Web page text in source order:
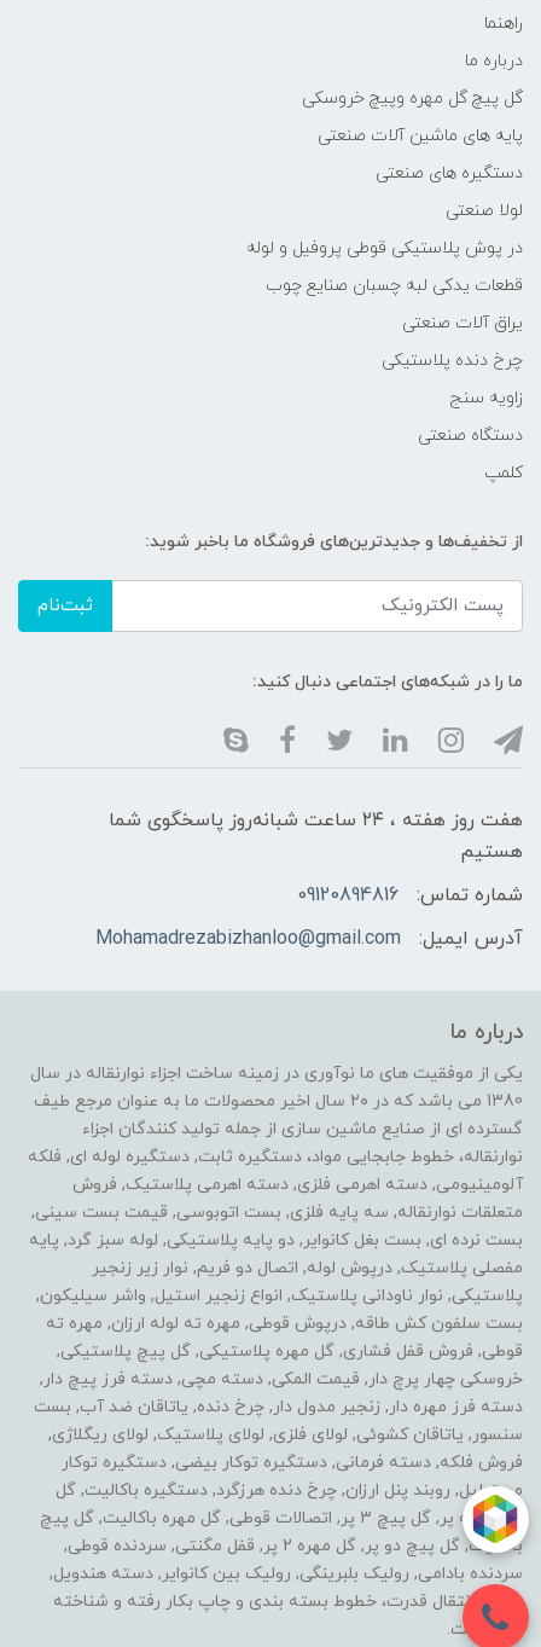
راهنما
درباره ما
گل پیچ گل مهره وپیچ خروسکی
پایه های ماشین آلات صنعتی
دستگیره های صنعتی
لولا صنعتی
در پوش پلاستیکی قوطی پروفیل و لوله
قطعات یدکی لبه چسبان صنایع چوب
یراق آلات صنعتی
چرخ دنده پلاستیکی
زاویه سنج
دستگاه صنعتی
کلمپ
از تخفیف‌ها و جدیدترین‌های فروشگاه ما باخبر شوید:
ثبت‌نام
ما را در شبکه‌های اجتماعی دنبال کنید:
هفت روز هفته ، ۲۴ ساعت شبانه‌روز پاسخگوی شما
هستیم
شماره تماس:
09120894816
آدرس ایمیل:
Mohamadrezabizhanloo@gmail.com
درباره ما
یکی از موفقیت های ما نوآوری در زمینه ساخت اجزاء نوارنقاله در سال
1380 می باشد که در ۲۰ سال اخیر محصولات ما به عنوان مرجع طیف
گسترده ای از صنایع ماشین سازی از جمله تولید کنندگان اجزاء
نوارنقاله، خطوط جابجایی مواد، دستگیره ثابت, دستگیره لوله ای, فلکه
آلومینیومی, دسته اهرمی فلزی, دسته اهرمی پلاستیک, فروش
متعلقات نوارنقاله, سه پایه فلزی, بست اتوبوسی, قیمت بست سینی,
بست نرده ای, بست بغل کانوایر, دو پایه پلاستیکی, لوله سبز گرد, پایه
مفصلی پلاستیک, درپوش لوله, اتصال دو فریم, نوار زیر زنجیر
پلاستیکی, نوار ناودانی پلاستیک, انواع زنجیر استیل, واشر سیلیکون,
بست سلفون کش طاقه, درپوش قوطی, مهره ته لوله ارزان, مهره ته
قوطی, فروش قفل فشاری, گل مهره پلاستیکی, گل پیچ پلاستیکی,
خروسکی چهار پرچ دار, قیمت المکی, دسته مچی, دسته فرز پیچ دار,
دسته فرز مهره دار, زنجیر مدول دار, چرخ دنده, یاتاقان ضد آب, بست
سنسور, یاتاقان کشوئی, لولای فلزی, لولای پلاستیک, لولای ریگلاژی,
فروش فلکه, دسته فرمانی, دستگیره توکار بیضی, دستگیره توکار
مستطیل, روبند پنل ارزان, چرخ دنده هرزگرد, دستگیره باکالیت, گل
مهره سه پر, گل پیچ 3 پر, اتصالات قوطی, گل مهره باکالیت, گل پیچ
باکالیت, گل پیچ دو پر, گل مهره 2 پر, قفل مگنتی, سردنده قوطی,
سردنده بادامی, رولیک بلبرینگی, رولیک بین کانوایر, دسته هندویل,
خطوط انتقال قدرت، خطوط بسته بندی و چاپ بکار رفته و شناخته
شده است.